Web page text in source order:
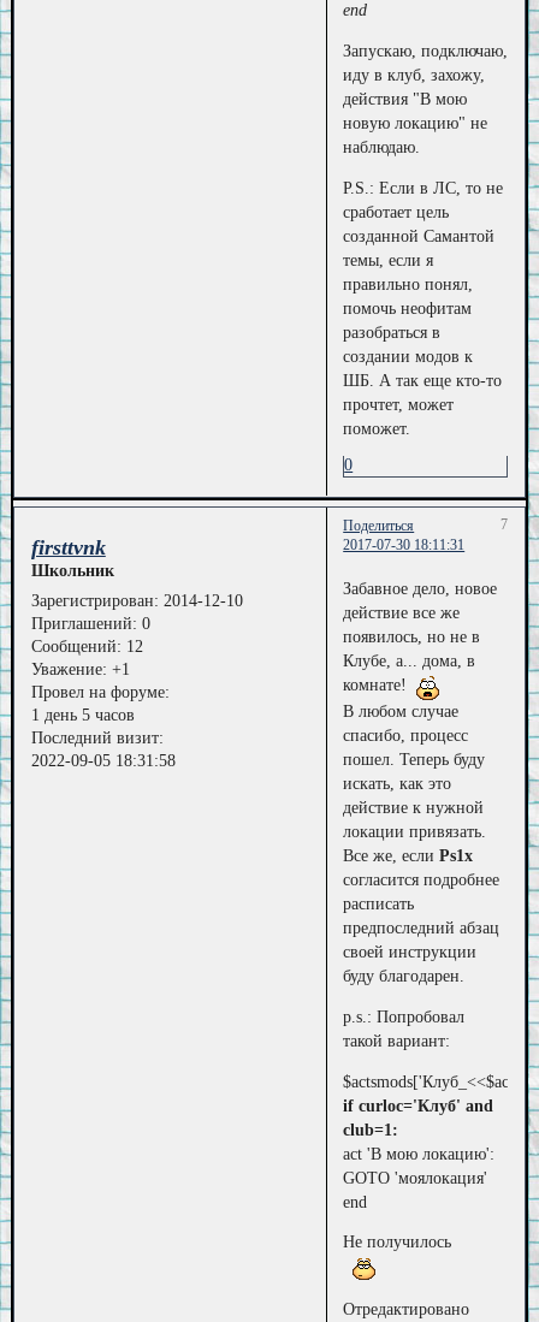
end
Запускаю, подключаю,
иду в клуб, захожу,
действия "В мою
новую локацию" не
наблюдаю.
P.S.: Если в ЛС, то не
сработает цель
созданной Самантой
темы, если я
правильно понял,
помочь неофитам
разобраться в
создании модов к
ШБ. А так еще кто-то
прочтет, может
поможет.
0
Поделиться
7
2017-07-30 18:11:31
firsttvnk
Школьник
Зарегистрирован: 2014-12-10
Приглашений: 0
Сообщений: 12
Уважение: +1
Провел на форуме:
1 день 5 часов
Последний визит:
2022-09-05 18:31:58
Забавное дело, новое
действие все же
появилось, но не в
Клубе, а... дома, в
комнате!
В любом случае
спасибо, процесс
пошел. Теперь буду
искать, как это
действие к нужной
локации привязать.
Все же, еслиPs1x
согласится подробнее
расписать
предпоследний абзац
своей инструкции
буду благодарен.
p.s.: Попробовал
такой вариант:
if curloc='Клуб' and
club=1:
act 'В мою локацию':
GOTO 'моялокация'
end
Не получилось
Отредактировано